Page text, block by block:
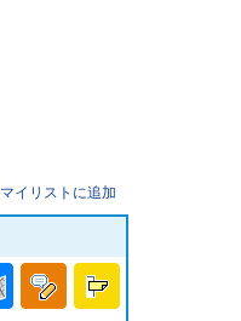
マイリストに追加